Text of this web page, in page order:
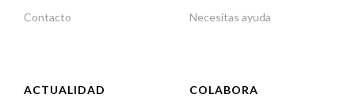
Contacto
Necesitas ayuda
ACTUALIDAD COLABORA